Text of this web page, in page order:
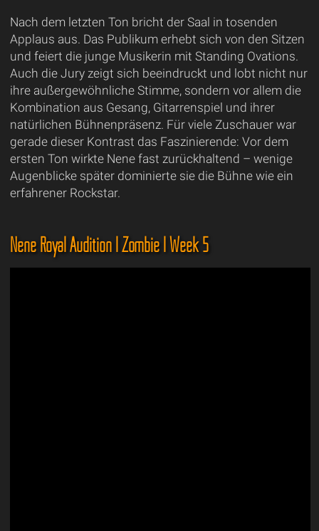
Nach dem letzten Ton bricht der Saal in tosenden
Applaus aus. Das Publikum erhebt sich von den Sitzen
und feiert die junge Musikerin mit Standing Ovations.
Auch die Jury zeigt sich beeindruckt und lobt nicht nur
ihre außergewöhnliche Stimme, sondern vor allem die
Kombination aus Gesang, Gitarrenspiel und ihrer
natürlichen Bühnenpräsenz. Für viele Zuschauer war
gerade dieser Kontrast das Faszinierende: Vor dem
ersten Ton wirkte Nene fast zurückhaltend – wenige
Augenblicke später dominierte sie die Bühne wie ein
erfahrener Rockstar.
Nene Royal Audition | Zombie | Week 5